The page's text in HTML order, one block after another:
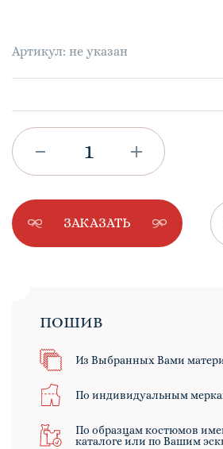
Артикул: не указан
ЗАКАЗАТЬ
ПОШИВ
Из Выбранных Вами
По индивидуальным
По образцам костюмов
каталоге или по Вашим